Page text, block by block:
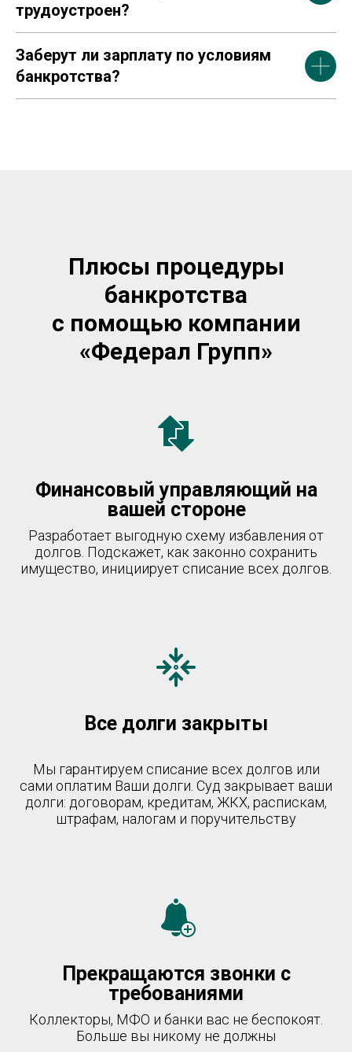
трудоустроен?
Заберут ли зарплату по условиям
банкротства?
Плюсы процедуры
банкротства
с помощью компании
«Федерал Групп»
Финансовый управляющий на
вашей стороне
Разработает выгодную схему избавления от
долгов. Подскажет, как законно сохранить
имущество, инициирует списание всех долгов.
Все долги закрыты
Мы гарантируем списание всех долгов или
сами оплатим Ваши долги. Суд закрывает ваши
долги: договорам, кредитам, ЖКХ, распискам,
штрафам, налогам и поручительству
Прекращаются звонки с
требованиями
Коллекторы, МФО и банки вас не беспокоят.
Больше вы никому не должны